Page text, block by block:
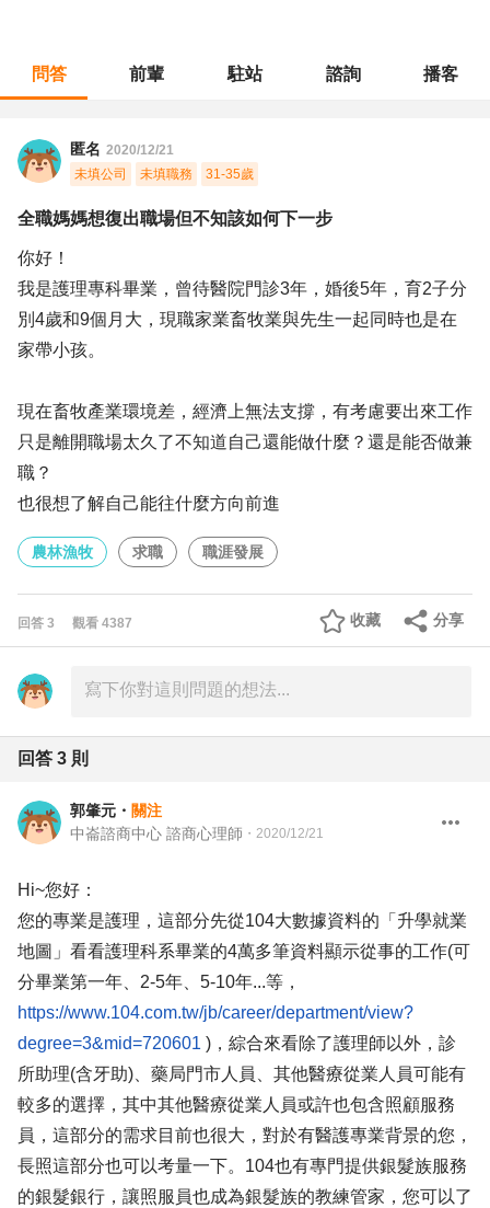
問答 前輩 駐站 諮詢 播客
匿名 2020/12/21
未填公司
未填職務 31-35歲
全職媽媽想復出職場但不知該如何下一步
你好！
我是護理專科畢業，曾待醫院門診3年，婚後5年，育2子分
別4歲和9個月大，現職家業畜牧業與先生一起同時也是在
家帶小孩。
現在畜牧產業環境差，經濟上無法支撐，有考慮要出來工作
只是離開職場太久了不知道自己還能做什麼？還是能否做兼
職？
也很想了解自己能往什麼方向前進
農林漁牧 求職 職涯發展
回答 3 觀看 4387 分享
收藏
回答 3 則
郭肇元 ・ 關注
中崙諮商中心 諮商心理師 ・ 2020/12/21
Hi~您好：
您的專業是護理，這部分先從104大數據資料的「升學就業
地圖」看看護理科系畢業的4萬多筆資料顯示從事的工作(可
分畢業第一年、2-5年、5-10年...等，
https://www.104.com.tw/jb/career/department/view?
degree=3&mid=720601 )，綜合來看除了護理師以外，診
所助理(含牙助)、藥局門市人員、其他醫療從業人員可能有
較多的選擇，其中其他醫療從業人員或許也包含照顧服務
員，這部分的需求目前也很大，對於有醫護專業背景的您，
長照這部分也可以考量一下。104也有專門提供銀髮族服務
的銀髮銀行，讓照服員也成為銀髮族的教練管家，您可以了